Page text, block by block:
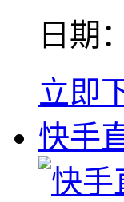
日期
立即
快手